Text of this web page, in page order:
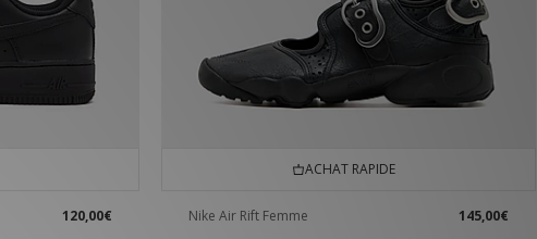
120,00€
ACHAT RAPIDE
Nike Air Rift Femme 145,00€